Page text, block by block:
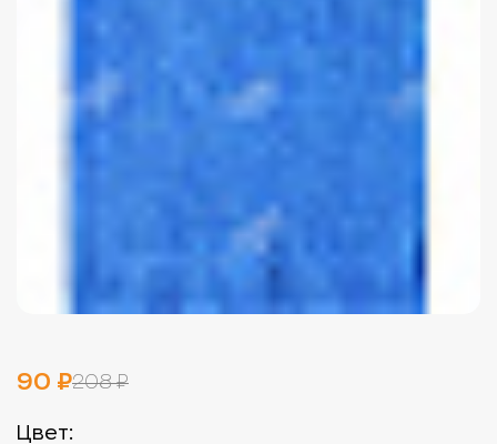
90 ₽208 ₽
Цвет: